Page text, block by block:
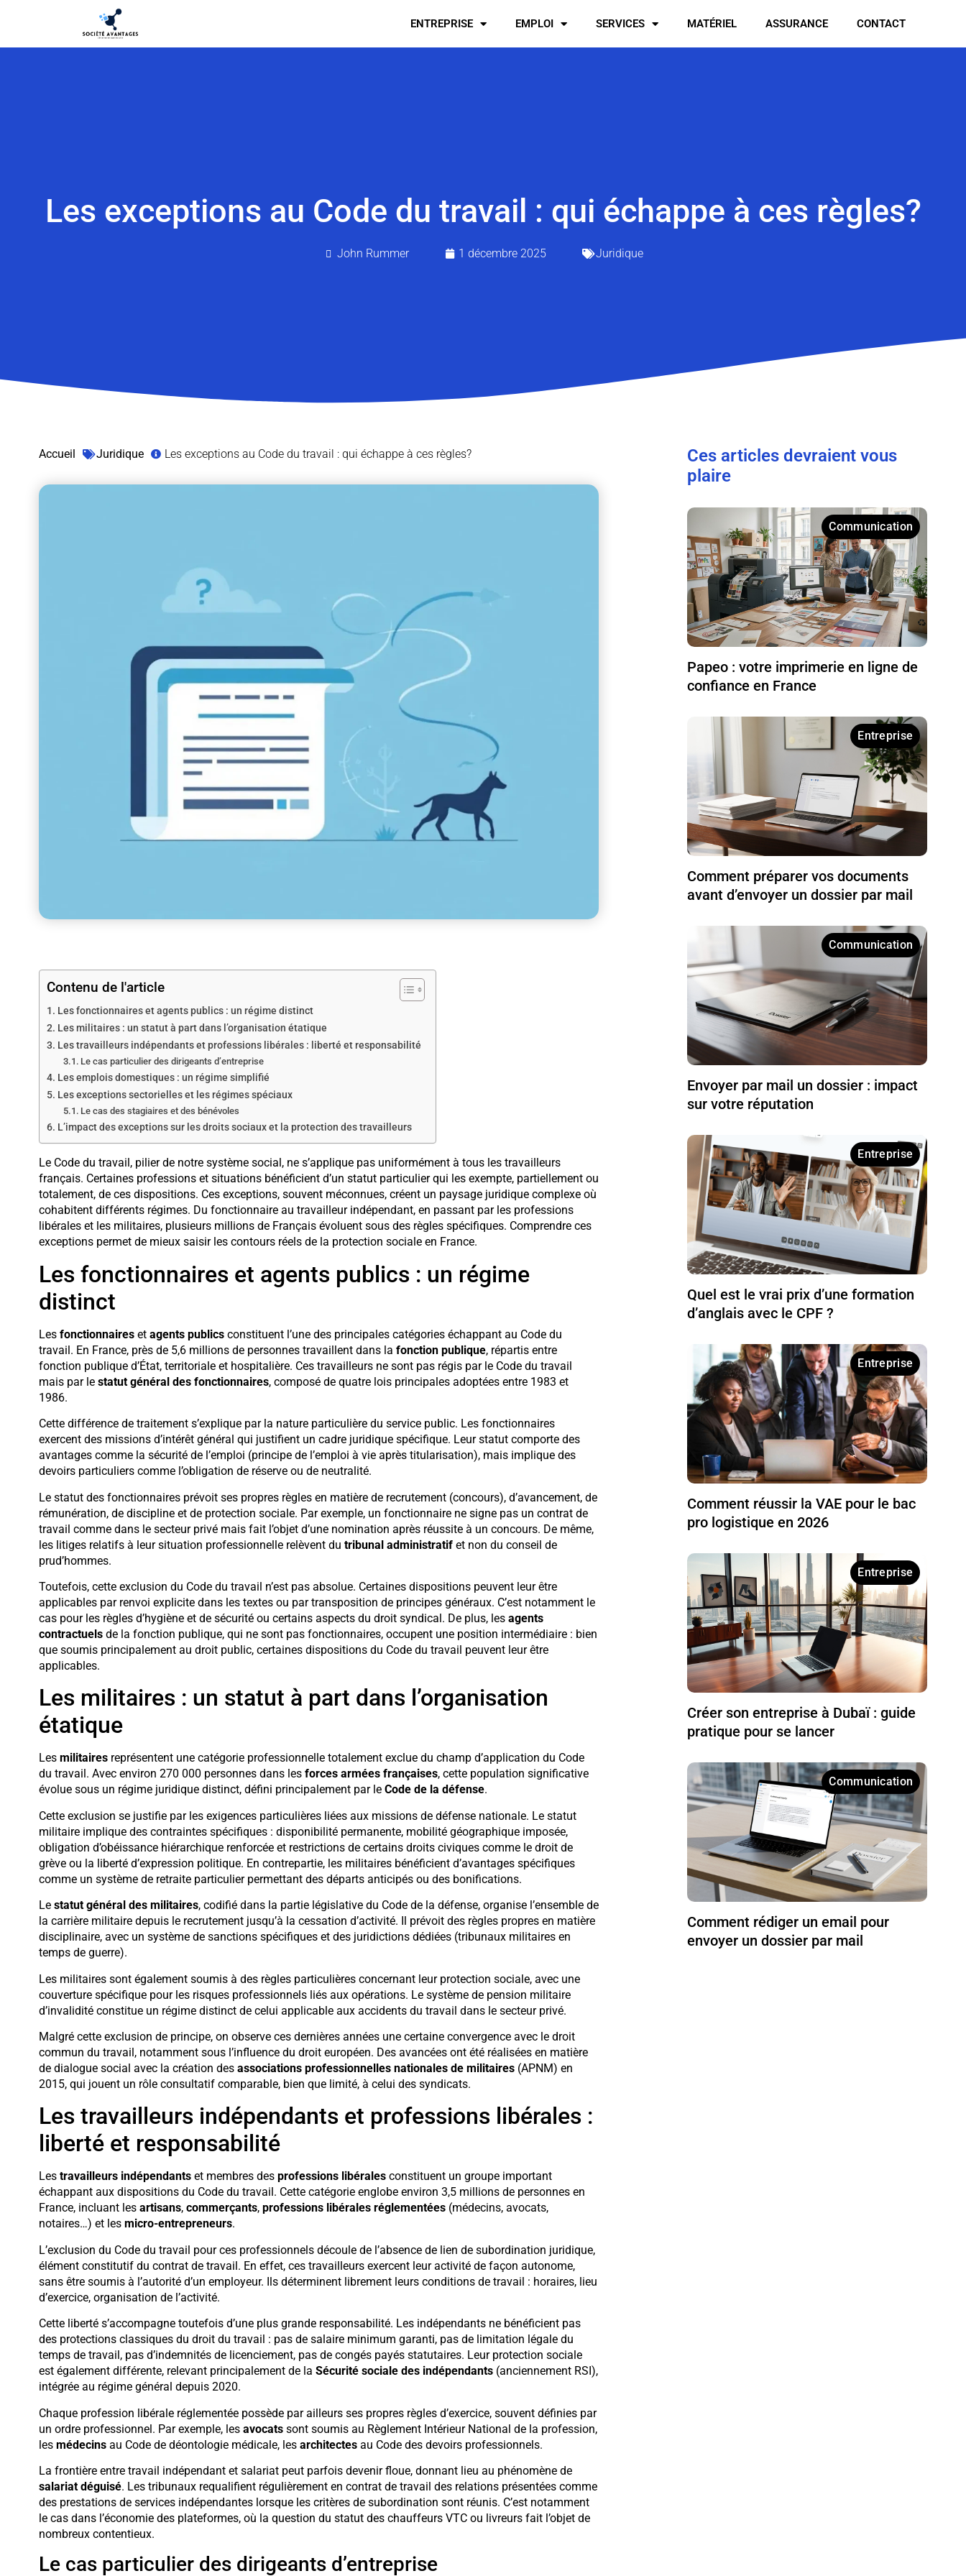
ENTREPRISE EMPLOI SERVICES MATÉRIEL ASSURANCE CONTACT
Les exceptions au Code du travail : qui échappe à ces règles?
John Rummer 1 décembre 2025 Juridique
Accueil Juridique Les exceptions au Code du travail : qui échappe à ces règles?
Contenu de l'article
Les fonctionnaires et agents publics : un régime distinct
Les militaires : un statut à part dans l’organisation étatique
Les travailleurs indépendants et professions libérales : liberté et responsabilité
Le cas particulier des dirigeants d’entreprise
Les emplois domestiques : un régime simplifié
Les exceptions sectorielles et les régimes spéciaux
Le cas des stagiaires et des bénévoles
L’impact des exceptions sur les droits sociaux et la protection des travailleurs
Le Code du travail, pilier de notre système social, ne s’applique pas uniformément à tous les travailleurs
français. Certaines professions et situations bénéficient d’un statut particulier qui les exempte, partiellement ou
totalement, de ces dispositions. Ces exceptions, souvent méconnues, créent un paysage juridique complexe où
cohabitent différents régimes. Du fonctionnaire au travailleur indépendant, en passant par les professions
libérales et les militaires, plusieurs millions de Français évoluent sous des règles spécifiques. Comprendre ces
exceptions permet de mieux saisir les contours réels de la protection sociale en France.
Les fonctionnaires et agents publics : un régime
distinct
Les fonctionnaireset agents publicsconstituent l’une des principales catégories échappant au Code du
travail. En France, près de 5,6 millions de personnes travaillent dans la fonction publique, répartis entre
fonction publique d’État, territoriale et hospitalière. Ces travailleurs ne sont pas régis par le Code du travail
mais par le statut général des fonctionnaires, composé de quatre lois principales adoptées entre 1983 et
1986.
Cette différence de traitement s’explique par la nature particulière du service public. Les fonctionnaires
exercent des missions d’intérêt général qui justifient un cadre juridique spécifique. Leur statut comporte des
avantages comme la sécurité de l’emploi (principe de l’emploi à vie après titularisation), mais implique des
devoirs particuliers comme l’obligation de réserve ou de neutralité.
Le statut des fonctionnaires prévoit ses propres règles en matière de recrutement (concours), d’avancement, de
rémunération, de discipline et de protection sociale. Par exemple, un fonctionnaire ne signe pas un contrat de
travail comme dans le secteur privé mais fait l’objet d’une nomination après réussite à un concours. De même,
les litiges relatifs à leur situation professionnelle relèvent du tribunal administratifet non du conseil de
prud’hommes.
Toutefois, cette exclusion du Code du travail n’est pas absolue. Certaines dispositions peuvent leur être
applicables par renvoi explicite dans les textes ou par transposition de principes généraux. C’est notamment le
cas pour les règles d’hygiène et de sécurité ou certains aspects du droit syndical. De plus, les agents
contractuelsde la fonction publique, qui ne sont pas fonctionnaires, occupent une position intermédiaire : bien
que soumis principalement au droit public, certaines dispositions du Code du travail peuvent leur être
applicables.
Les militaires : un statut à part dans l’organisation
étatique
Les militairesreprésentent une catégorie professionnelle totalement exclue du champ d’application du Code
du travail. Avec environ 270 000 personnes dans les forces armées françaises, cette population significative
évolue sous un régime juridique distinct, défini principalement par le Code de la défense.
Cette exclusion se justifie par les exigences particulières liées aux missions de défense nationale. Le statut
militaire implique des contraintes spécifiques : disponibilité permanente, mobilité géographique imposée,
obligation d’obéissance hiérarchique renforcée et restrictions de certains droits civiques comme le droit de
grève ou la liberté d’expression politique. En contrepartie, les militaires bénéficient d’avantages spécifiques
comme un système de retraite particulier permettant des départs anticipés ou des bonifications.
Le statut général des militaires, codifié dans la partie législative du Code de la défense, organise l’ensemble de
la carrière militaire depuis le recrutement jusqu’à la cessation d’activité. Il prévoit des règles propres en matière
disciplinaire, avec un système de sanctions spécifiques et des juridictions dédiées (tribunaux militaires en
temps de guerre).
Les militaires sont également soumis à des règles particulières concernant leur protection sociale, avec une
couverture spécifique pour les risques professionnels liés aux opérations. Le système de pension militaire
d’invalidité constitue un régime distinct de celui applicable aux accidents du travail dans le secteur privé.
Malgré cette exclusion de principe, on observe ces dernières années une certaine convergence avec le droit
commun du travail, notamment sous l’influence du droit européen. Des avancées ont été réalisées en matière
de dialogue social avec la création des associations professionnelles nationales de militaires(APNM) en
2015, qui jouent un rôle consultatif comparable, bien que limité, à celui des syndicats.
Les travailleurs indépendants et professions libérales :
liberté et responsabilité
Les travailleurs indépendantset membres des professions libéralesconstituent un groupe important
échappant aux dispositions du Code du travail. Cette catégorie englobe environ 3,5 millions de personnes en
France, incluant les artisans, commerçants, professions libérales réglementées(médecins, avocats,
notaires…) et les micro-entrepreneurs.
L’exclusion du Code du travail pour ces professionnels découle de l’absence de lien de subordination juridique,
élément constitutif du contrat de travail. En effet, ces travailleurs exercent leur activité de façon autonome,
sans être soumis à l’autorité d’un employeur. Ils déterminent librement leurs conditions de travail : horaires, lieu
d’exercice, organisation de l’activité.
Cette liberté s’accompagne toutefois d’une plus grande responsabilité. Les indépendants ne bénéficient pas
des protections classiques du droit du travail : pas de salaire minimum garanti, pas de limitation légale du
temps de travail, pas d’indemnités de licenciement, pas de congés payés statutaires. Leur protection sociale
est également différente, relevant principalement de la Sécurité sociale des indépendants(anciennement RSI),
intégrée au régime général depuis 2020.
Chaque profession libérale réglementée possède par ailleurs ses propres règles d’exercice, souvent définies par
un ordre professionnel. Par exemple, les avocatssont soumis au Règlement Intérieur National de la profession,
les médecinsau Code de déontologie médicale, les architectesau Code des devoirs professionnels.
La frontière entre travail indépendant et salariat peut parfois devenir floue, donnant lieu au phénomène de
salariat déguisé. Les tribunaux requalifient régulièrement en contrat de travail des relations présentées comme
des prestations de services indépendantes lorsque les critères de subordination sont réunis. C’est notamment
le cas dans l’économie des plateformes, où la question du statut des chauffeurs VTC ou livreurs fait l’objet de
nombreux contentieux.
Le cas particulier des dirigeants d’entreprise
Ces articles devraient vous
plaire
Communication
Papeo : votre imprimerie en ligne de
confiance en France
Entreprise
Comment préparer vos documents
avant d’envoyer un dossier par mail
Communication
Envoyer par mail un dossier : impact
sur votre réputation
Entreprise
Quel est le vrai prix d’une formation
d’anglais avec le CPF ?
Entreprise
Comment réussir la VAE pour le bac
pro logistique en 2026
Entreprise
Créer son entreprise à Dubaï : guide
pratique pour se lancer
Communication
Comment rédiger un email pour
envoyer un dossier par mail